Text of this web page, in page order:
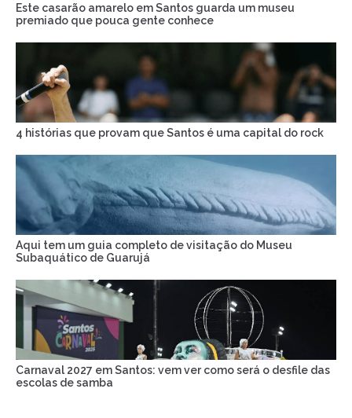
Este casarão amarelo em Santos guarda um museu
premiado que pouca gente conhece
4 histórias que provam que Santos é uma capital do rock
Aqui tem um guia completo de visitação do Museu
Subaquático de Guarujá
Carnaval 2027 em Santos: vem ver como será o desfile das
escolas de samba